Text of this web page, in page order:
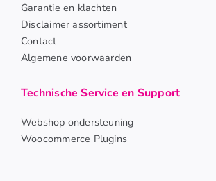
Garantie en klachten
Disclaimer assortiment
Contact
Algemene voorwaarden
Technische Service en Support
Webshop ondersteuning
Woocommerce Plugins